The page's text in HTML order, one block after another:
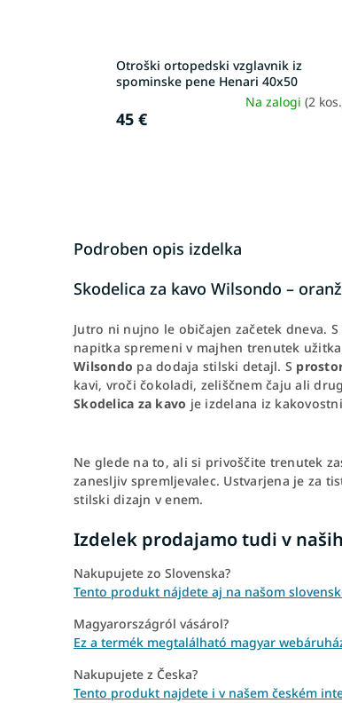
Otroški ortopedski vzglavnik iz
spominske pene Henari 40x50
Na zalogi (2
45 €
Podroben opis izdelka
Skodelica za kavo Wilsondo –
Jutro ni nujno le običajen začetek dneva. S
napitka spremeni v majhen trenutek
Wilsondo pa dodaja stilski detajl. S
kavi, vroči čokoladi, zeliščnem čaju ali
Skodelica za kavo je izdelana iz
Ne glede na to, ali si privoščite trenutek
zanesljiv spremljevalec. Ustvarjena je za
stilski dizajn v enem.
Izdelek prodajamo tudi v
Nakupujete zo Slovenska?
Tento produkt nájdete aj na našom
Magyarországról vásárol?
Ez a termék megtalálható magyar
Nakupujete z Česka?
Tento produkt najdete i v našem českém